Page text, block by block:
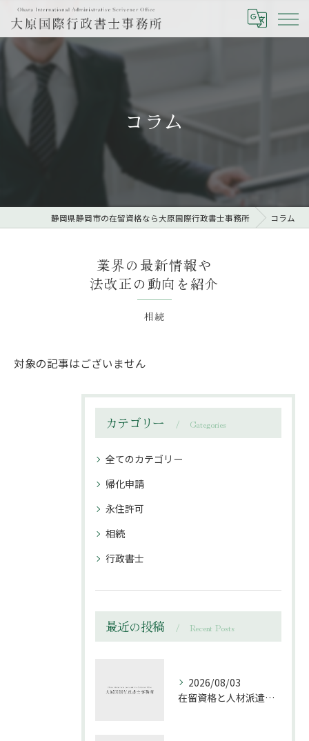
コラム
静岡県静岡市の在留資格なら大原国際行政書士事務所 コラム
業界の最新情報や
法改正の動向を紹介
相続
対象の記事はございません
カテゴリー Categories
全てのカテゴリー
帰化申請
永住許可
相続
行政書士
最近の投稿 Recent Posts
2026/08/03
在留資格と人材派遣の実務ポイントを静岡県伊東市の受け入れ現場目線で徹底解説